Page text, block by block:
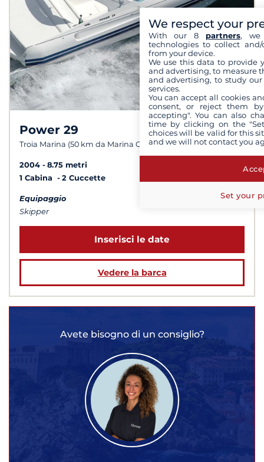
Power 29
Troia Marina (50 km da Marina Cascais)
2004
8.75 metri
1 Cabina
2 Cuccette
Equipaggio
Skipper
Inserisci le date
Vedere la barca
Avete bisogno di un consiglio?
We respect your
With our 8 partners, we
technologies to collect
from your device.
We use this data to provide
and advertising, to measure
and advertising, to study
services.
You can accept all cookies
consent, or reject them
accepting". You can also
time by clicking on the
choices will be valid for this
and we will not contact you
Set your